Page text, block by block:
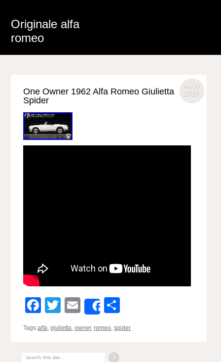
Originale alfa
romeo
mai 31
2026
One Owner 1962 Alfa Romeo Giulietta
Spider
Facebook
Twitter
EmailShare
Tags:alfa,giulietta,owner,romeo,spider